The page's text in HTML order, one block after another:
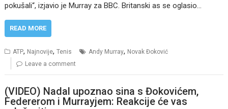
pokušali“, izjavio je Murray za BBC. Britanski as se oglasio…
READ MORE
ATP, Najnovije,Tenis Andy Murray, Novak Đoković
Leave a comment
(VIDEO) Nadal upoznao sina s Đokovićem,
Federerom i Murrayjem: Reakcije će vas